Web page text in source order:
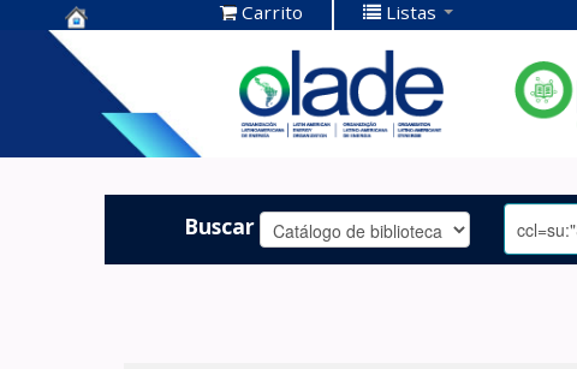
Centro de
Documentación
OLADE -
Carrito Listas
Buscar